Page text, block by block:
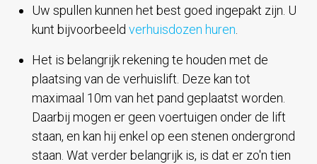
Uw spullen kunnen het best goed ingepakt zijn. U
kunt bijvoorbeeld verhuisdozen huren.
Het is belangrijk rekening te houden met de
plaatsing van de verhuislift. Deze kan tot
maximaal 10m van het pand geplaatst worden.
Daarbij mogen er geen voertuigen onder de lift
staan, en kan hij enkel op een stenen ondergrond
staan. Wat verder belangrijk is, is dat er zo'n tien